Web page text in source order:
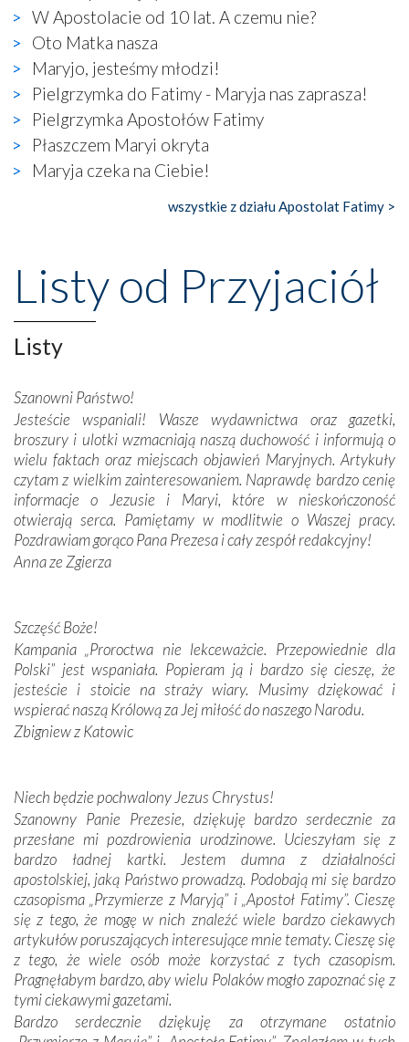
kontekście naszych czasów to raczej karykatura niż godny
wizerunek Zbawiciela…
Zatem nawet w bezpośrednim otoczeniu sanktuarium
naocznie przekonaliśmy się, że wewnątrz Kościoła toczy
się ogromna walka o kształt katolicyzmu i o serca
wierzących. Do czego to zmaganie może prowadzić,
widzieliśmy w urokliwym, niewielkim mieście Obidos,
gdzie w miejscu dawnego kościoła działa dzisiaj…
księgarnia.
Nasze pielgrzymkowe wyprawy, których celem były
wznoszono na chwałę Bożą, na przykład – w podzięce za
Opatrznościową pomoc w wygranej bitwie o
niepodległość kraju. Zachwyt budziła potężna, a zarazem
misterna architektura tych monumentalnych dzieł,
wspaniałe zdobienia, dbałość ich twórców o detale,
budowniczych.
Podążyliśmy też śladami fatimskich wizjonerów – Łucji
dos Santos oraz świętych Hiacynty i Franciszka Marto.
Modliliśmy się przy ich grobach. Odprawiliśmy Drogę
Krzyżową w ich rodzinnych stronach, odwiedziliśmy
domy, w których żyli.
W miejscu objawień Matki Bożej zapaliliśmy świece
Podczas tej kilkudniowej wyprawy na każdym kroku
spotykaliśmy się z serdeczną otwartością
Portugalczyków. Podziwialiśmy ich ludową sztukę i
zwyczaje. Mimo że nasze kraje są od siebie bardzo
oddalone, w żaden sposób nie czuliśmy się obco.
Sprawiła to oczywiście sama Matka Boża, ale też
kulturowa bliskość biorąca swój początek w naszej
mieliśmy okazję przekonać się, że Maryja swoją opieką
otacza nie tylko nasz naród, lecz wszystkie nacje, które
się Jej ufnie oddają, a także każdą osobę, która zawierza
Jej siebie oraz swych bliskich.
Dzieje Portugalii to również historia wierności Bogu i
odstępstw, także w życiu władców. Trudne momenty w
wymiarze tak osobistym, jak i zbiorowym, przypominają o
konieczności ciągłego zabiegania o własną duszę i o łaskę
Opatrzności. Wierność przynosi pomyślność –
przynajmniej w życiu duchowym. Odstępstwo owocuje
nieszczęściem i śmiercią. Te uniwersalne prawdy
W Apostolacie od 10 lat. A czemu nie?
Oto Matka nasza
Maryjo, jesteśmy młodzi!
Pielgrzymka do Fatimy - Maryja nas zaprasza!
Pielgrzymka Apostołów Fatimy
Płaszczem Maryi okryta
Maryja czeka na Ciebie!
wszystkie z działu Apostolat Fatimy >
Listy od Przyjaciół
Listy
Szanowni Państwo!
Jesteście wspaniali! Wasze wydawnictwa oraz gazetki,
broszury i ulotki wzmacniają naszą duchowość i informują o
wielu faktach oraz miejscach objawień Maryjnych. Artykuły
czytam z wielkim zainteresowaniem. Naprawdę bardzo cenię
informacje o Jezusie i Maryi, które w nieskończoność
otwierają serca. Pamiętamy w modlitwie o Waszej pracy.
Pozdrawiam gorąco Pana Prezesa i cały zespół redakcyjny!
Anna ze Zgierza
Szczęść Boże!
Kampania „Proroctwa nie lekceważcie. Przepowiednie dla
Polski” jest wspaniała. Popieram ją i bardzo się cieszę, że
jesteście i stoicie na straży wiary. Musimy dziękować i
wspierać naszą Królową za Jej miłość do naszego Narodu.
Zbigniew z Katowic
Niech będzie pochwalony Jezus Chrystus!
Szanowny Panie Prezesie, dziękuję bardzo serdecznie za
przesłane mi pozdrowienia urodzinowe. Ucieszyłam się z
bardzo ładnej kartki. Jestem dumna z działalności
apostolskiej, jaką Państwo prowadzą. Podobają mi się bardzo
czasopisma „Przymierze z Maryją” i „Apostoł Fatimy”. Cieszę
się z tego, że mogę w nich znaleźć wiele bardzo ciekawych
artykułów poruszających interesujące mnie tematy. Cieszę się
z tego, że wiele osób może korzystać z tych czasopism.
Pragnęłabym bardzo, aby wielu Polaków mogło zapoznać się z
tymi ciekawymi gazetami.
Bardzo serdecznie dziękuję za otrzymane ostatnio